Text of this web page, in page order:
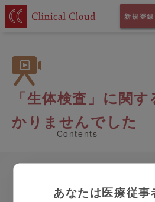
新規登録
「生体検査」に関
かりませんでした
Contents
さらに絞り込む
あなたは医療従事